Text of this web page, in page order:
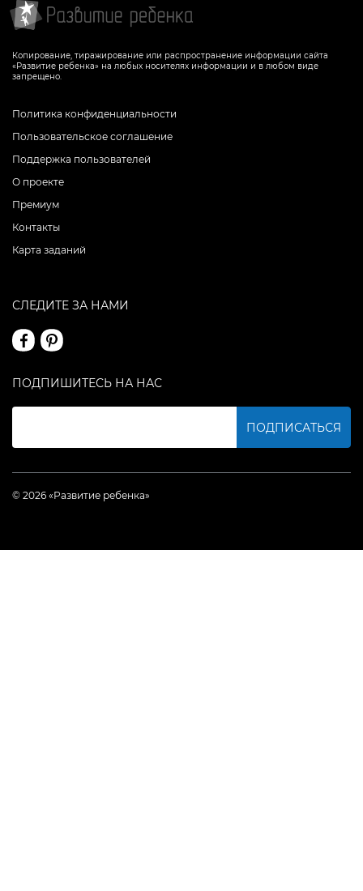
Копирование, тиражирование или распространение информации сайта
«Развитие ребенка» на любых носителях информации и в любом виде
запрещено.
Политика конфиденциальности
Пользовательское соглашение
Поддержка пользователей
О проекте
Премиум
Контакты
Карта заданий
СЛЕДИТЕ ЗА НАМИ
ПОДПИШИТЕСЬ НА НАС
ПОДПИСАТЬСЯ
© 2026 «Развитие ребенка»